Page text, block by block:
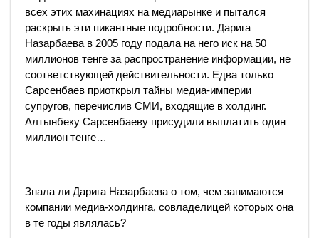
всех этих махинациях на медиарынке и пытался
раскрыть эти пикантные подробности. Дарига
Назарбаева в 2005 году подала на него иск на 50
миллионов тенге за распространение информации, не
соответствующей действительности. Едва только
Сарсенбаев приоткрыл тайны медиа-империи
супругов, перечислив СМИ, входящие в холдинг.
Алтынбеку Сарсенбаеву присудили выплатить один
миллион тенге…
Знала ли Дарига Назарбаева о том, чем занимаются
компании медиа-холдинга, совладелицей которых она
в те годы являлась?